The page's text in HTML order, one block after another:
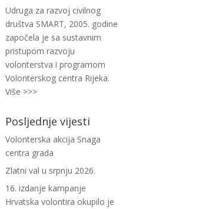
Udruga za razvoj civilnog
društva SMART, 2005. godine
započela je sa sustavnim
pristupom razvoju
volonterstva i programom
Volonterskog centra Rijeka.
Više >>>
Posljednje vijesti
Volonterska akcija Snaga
centra grada
Zlatni val u srpnju 2026.
16. izdanje kampanje
Hrvatska volontira okupilo je